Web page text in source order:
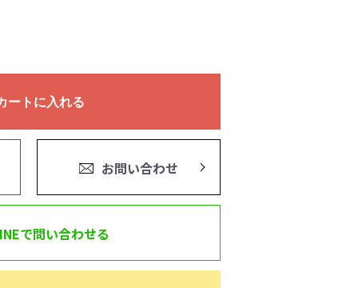
ートに入れる
お問い合わせ
で問い合わせる